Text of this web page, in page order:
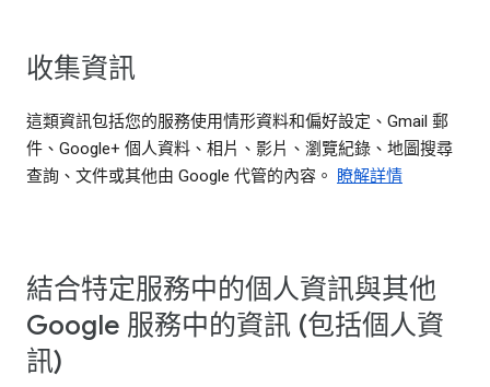
收集資訊
這類資訊包括您的服務使用情形資料和偏好設定、Gmail 郵
件、Google+ 個人資料、相片、影片、瀏覽紀錄、地圖搜尋
查詢、文件或其他由 Google 代管的內容。
瞭解詳情
結合特定服務中的個人資訊與其他
Google 服務中的資訊 (包括個人資
訊)